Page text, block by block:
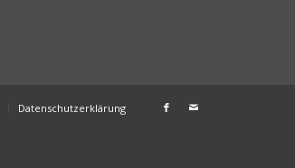
Datenschutzerklärung